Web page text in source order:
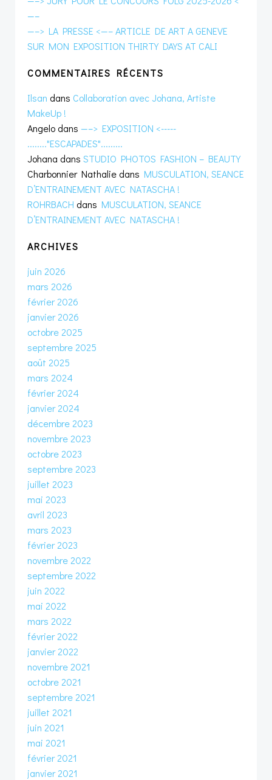
—–
—–> LA PRESSE <—– ARTICLE DE ART A GENEVE
SUR MON EXPOSITION THIRTY DAYS AT CALI
COMMENTAIRES RÉCENTS
Ilsan dans Collaboration avec Johana, Artiste
MakeUp !
Angelo dans —–> EXPOSITION <-----
........"ESCAPADES".........
Johana dans STUDIO PHOTOS FASHION – BEAUTY
Charbonnier Nathalie dans MUSCULATION, SEANCE
D’ENTRAINEMENT AVEC NATASCHA !
ROHRBACH dans MUSCULATION, SEANCE
D’ENTRAINEMENT AVEC NATASCHA !
ARCHIVES
juin 2026
mars 2026
février 2026
janvier 2026
octobre 2025
septembre 2025
août 2025
mars 2024
février 2024
janvier 2024
décembre 2023
novembre 2023
octobre 2023
septembre 2023
juillet 2023
mai 2023
avril 2023
mars 2023
février 2023
novembre 2022
septembre 2022
juin 2022
mai 2022
mars 2022
février 2022
janvier 2022
novembre 2021
octobre 2021
septembre 2021
juillet 2021
juin 2021
mai 2021
février 2021
janvier 2021